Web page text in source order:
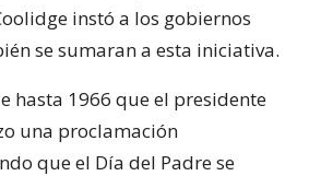
instó a los gobiernos
se sumaran a esta iniciativa.
hasta 1966 que el presidente
una proclamación
que el Día del Padre se